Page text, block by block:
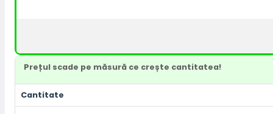
Prețul scade pe măsură ce crește cantitatea!
Cantitate